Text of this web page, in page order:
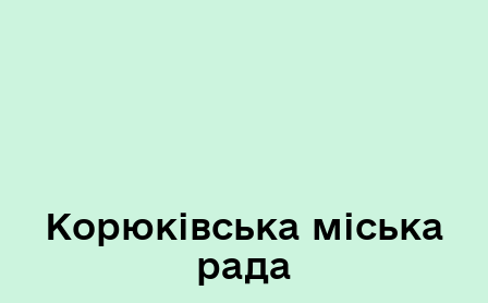
Корюківська міська
рада